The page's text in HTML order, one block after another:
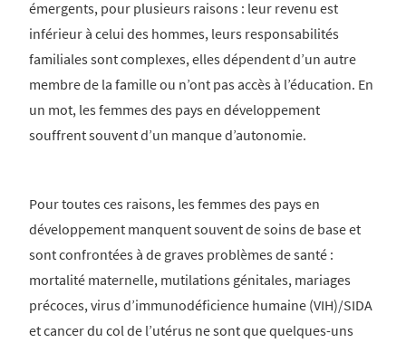
émergents, pour plusieurs raisons : leur revenu est
inférieur à celui des hommes, leurs responsabilités
familiales sont complexes, elles dépendent d’un autre
membre de la famille ou n’ont pas accès à l’éducation. En
un mot, les femmes des pays en développement
souffrent souvent d’un manque d’autonomie.
Pour toutes ces raisons, les femmes des pays en
développement manquent souvent de soins de base et
sont confrontées à de graves problèmes de santé :
mortalité maternelle, mutilations génitales, mariages
précoces, virus d’immunodéficience humaine (VIH)/SIDA
et cancer du col de l’utérus ne sont que quelques-uns